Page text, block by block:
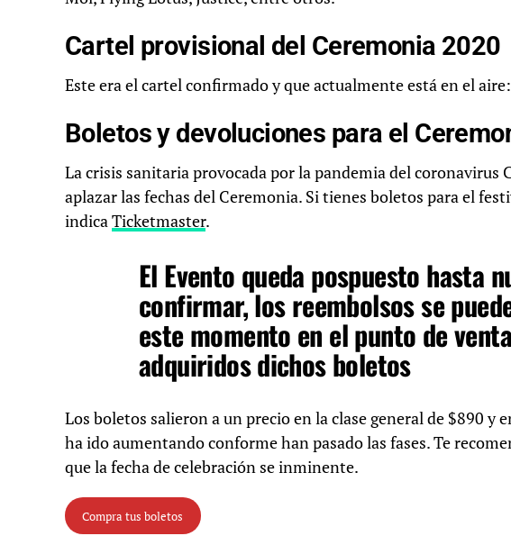
Cartel provisional del Ceremonia 2020
Este era el cartel confirmado y que actualmente está en el aire:
Boletos y devoluciones para el
La crisis sanitaria provocada por la pandemia del coronavirus
aplazar las fechas del Ceremonia. Si tienes boletos para el
indicaTicketmaster.
El Evento queda pospuesto hasta
confirmar, los reembolsos se
este momento en el punto de
adquiridos dichos boletos
Los boletos salieron a un precio en la clase general de $890 y
ha ido aumentando conforme han pasado las fases. Te
que la fecha de celebración se inminente.
Compra tus boletos